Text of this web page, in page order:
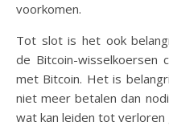
voorkomen.
Tot slot is het ook
de Bitcoin-wisselkoersen
met Bitcoin. Het is
niet meer betalen dan
wat kan leiden tot verloren